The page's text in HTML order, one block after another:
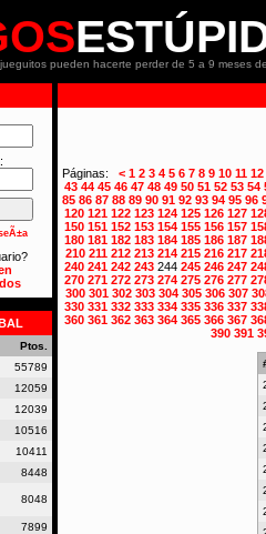
pueden hacerte perder de 5 a 9 meses
Ptos.
55789
12059
12039
10516
10411
8448
8048
7899
Páginas: < 1 2 3 4 5 6 7 8 9 10 11 12
43 44 45 46 47 48 49 50 51 52 53 54
85 86 87 88 89 90 91 92 93 94 95 96
120 121 122 123 124 125 126 127
150 151 152 153 154 155 156 157
180 181 182 183 184 185 186 187
210 211 212 213 214 215 216 217
240 241 242 243 244245 246 247
270 271 272 273 274 275 276 277
300 301 302 303 304 305 306 307
330 331 332 333 334 335 336 337
360 361 362 363 364 365 366 367
390 391